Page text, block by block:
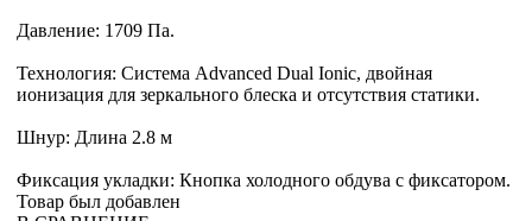
Давление: 1709 Па.
Технология: Система Advanced Dual Ionic, двойная
ионизация для зеркального блеска и отсутствия статики.
Шнур: Длина 2.8 м
Фиксация укладки: Кнопка холодного обдува с фиксатором.
Товар был добавлен